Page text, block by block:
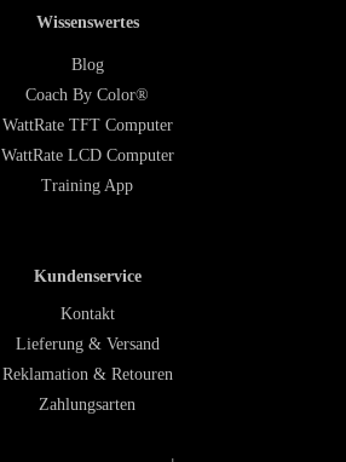
Wissenswertes
Blog
Coach By Color®
WattRate TFT Computer
WattRate LCD Computer
Training App
Kundenservice
Kontakt
Lieferung & Versand
Reklamation & Retouren
Zahlungsarten